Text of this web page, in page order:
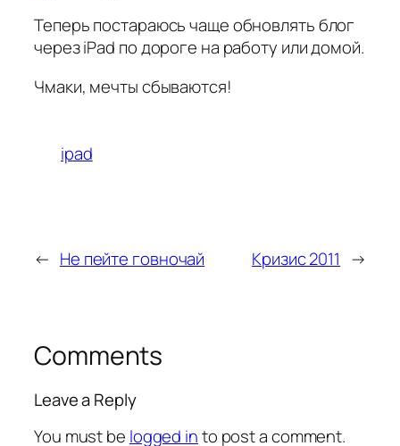
Теперь постараюсь чаще обновлять блог
через iPad по дороге на работу или домой.
Чмаки, мечты сбываются!
ipad
← Не пейте говночай Кризис 2011 →
Comments
Leave a Reply
You must be logged into post a comment.